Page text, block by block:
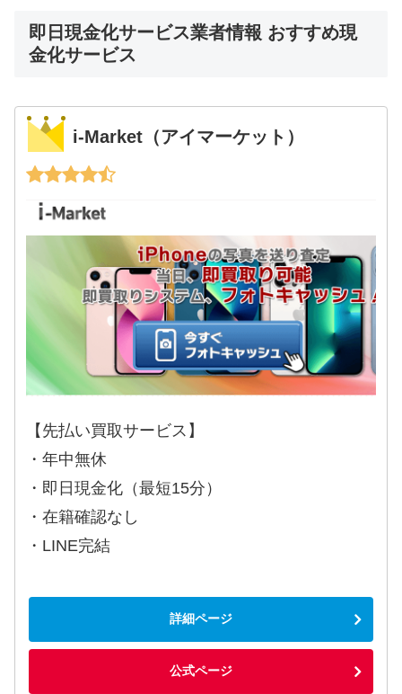
即日現金化サービス業者情報 おすすめ現
金化サービス
i-Market（アイマーケット）
【先払い買取サービス】
・年中無休
・即日現金化（最短15分）
・在籍確認なし
・LINE完結
詳細ページ
公式ページ